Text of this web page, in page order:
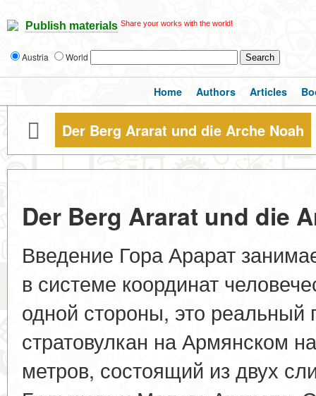
Publish materials Share your works with the world!
Austria World
Home Authors Articles
Der Berg Ararat und die Arche Noah
Der Berg Ararat und die
Введение Гора Арарат
в системе координат
одной стороны, это
стратовулкан на Армянском
метров, состоящий из двух